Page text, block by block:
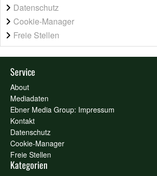
Datenschutz
Cookie-Manager
Freie Stellen
Service
About
Mediadaten
Ebner Media Group: Impressum
Kontakt
Datenschutz
Cookie-Manager
Freie Stellen
Kategorien